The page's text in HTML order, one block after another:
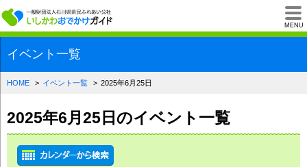
MENU
一般財団法人石川
イベント一覧
HOME イベント一覧 2025年6月25日
2025年6月25日のイベント一覧